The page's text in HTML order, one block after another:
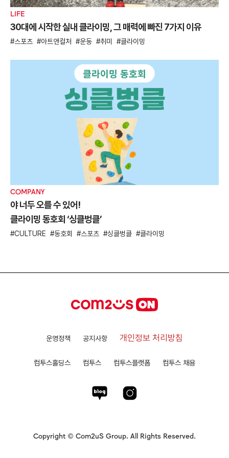
LIFE
30대에 시작한 실내 클라이밍, 그 매력에 빠진 7가지 이유
스포츠 아트앤컬처 운동 취미 클라이밍
COMPANY
야 너두 오를 수 있어!
클라이밍 동호회 ‘싱클벙클’
CULTURE 동호회 스포츠 싱클벙클 클라이밍
운영정책 공지사항 개인정보 처리방침
컴투스홀딩스 컴투스 컴투스플랫폼 컴투스 채용
Copyright © Com2uS Group. All Rights Reserved.